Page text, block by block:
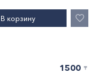
В корзину
1500 〒